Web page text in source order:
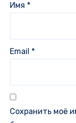
Имя *
Email *
Сохранить моё